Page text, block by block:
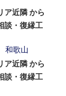
ア近隣 から
談・復縁工
和歌山
ア近隣 から
談・復縁工